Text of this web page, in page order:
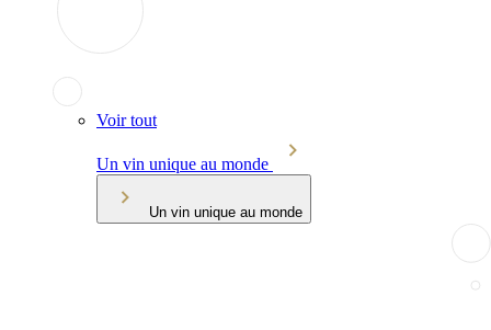
Voir tout
Un vin unique au monde
Un vin unique au monde